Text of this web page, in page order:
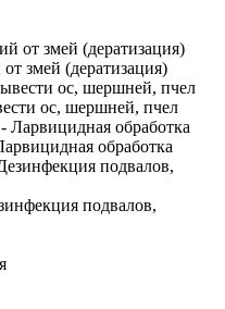
змей (дератизация)
ос, шершней, пчел
обработка
подвалов,